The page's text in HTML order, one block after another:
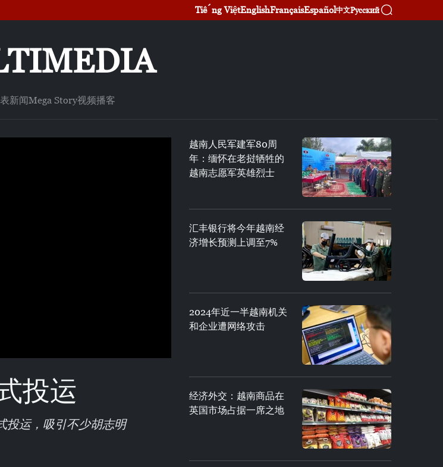
Tiếng ViệtEnglishFrançaisEspañol中文Русский
新闻Mega Story视频播客
投运
投运，吸引不少胡志明
越南人民军建军80周
年：缅怀在老挝牺牲的
越南志愿军英雄烈士
汇丰银行将今年越南经
济增长预测上调至7%
2024年近一半越南机关
和企业遭网络攻击
经济外交：越南商品在
英国市场占据一席之地